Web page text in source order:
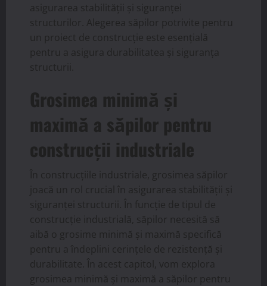
asigurarea stabilității și siguranței
structurilor. Alegerea săpilor potrivite pentru
un proiect de construcție este esențială
pentru a asigura durabilitatea și siguranța
structurii.
Grosimea minimă și
maximă a săpilor pentru
construcții industriale
În construcțiile industriale, grosimea săpilor
joacă un rol crucial în asigurarea stabilității și
siguranței structurii. În funcție de tipul de
construcție industrială, săpilor necesită să
aibă o grosime minimă și maximă specifică
pentru a îndeplini cerințele de rezistență și
durabilitate. În acest capitol, vom explora
grosimea minimă și maximă a săpilor pentru